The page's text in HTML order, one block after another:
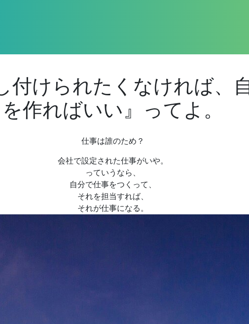
付けられたくなければ、
を作ればいい』ってよ。
仕事は誰のため？
会社で設定された仕事がいや。
っていうなら、
自分で仕事をつくって、
それを担当すれば、
それが仕事になる。